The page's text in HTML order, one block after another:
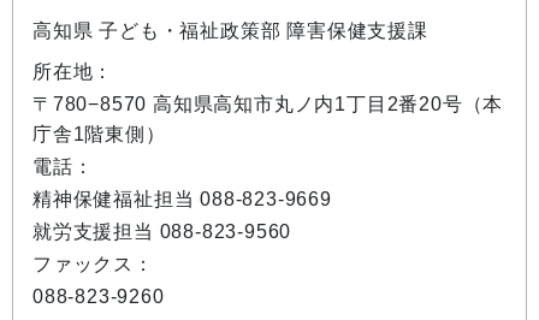
高知県 子ども・福祉政策部 障害保健支援課
所在地：
〒780−8570 高知県高知市丸ノ内1丁目2番20号（本
庁舎1階東側）
電話：
精神保健福祉担当 088-823-9669
就労支援担当 088-823-9560
ファックス：
088-823-9260